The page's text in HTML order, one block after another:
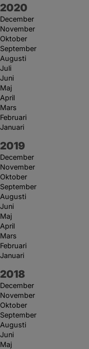
År:
2020
December
November
Oktober
September
Augusti
Juli
Juni
Maj
April
Mars
Februari
Januari
År:
2019
December
November
Oktober
September
Augusti
Juni
Maj
April
Mars
Februari
Januari
År:
2018
December
November
Oktober
September
Augusti
Juni
Maj